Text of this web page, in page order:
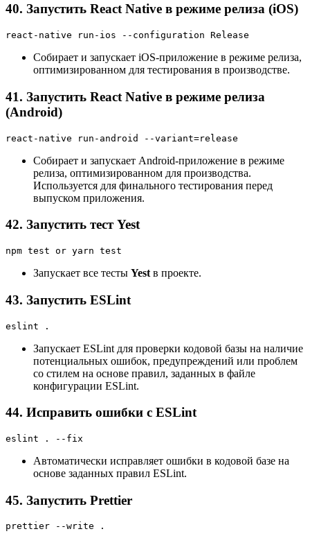
40. Запустить React Native в режиме релиза (iOS)
react-native run-ios --configuration Release
Собирает и запускает iOS-приложение в режиме релиза,
оптимизированном для тестирования в производстве.
41. Запустить React Native в режиме релиза
(Android)
react-native run-android --variant=release
Собирает и запускает Android-приложение в режиме
релиза, оптимизированном для производства.
Используется для финального тестирования перед
выпуском приложения.
42. Запустить тест Yest
npm test or yarn test
Запускает все тесты Yest в проекте.
43. Запустить ESLint
eslint .
Запускает ESLint для проверки кодовой базы на наличие
потенциальных ошибок, предупреждений или проблем
со стилем на основе правил, заданных в файле
конфигурации ESLint.
44. Исправить ошибки с ESLint
eslint . --fix
Автоматически исправляет ошибки в кодовой базе на
основе заданных правил ESLint.
45. Запустить Prettier
prettier --write .